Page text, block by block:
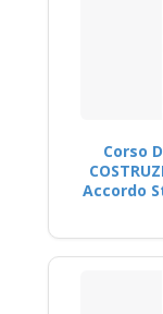
Corso
Accordo